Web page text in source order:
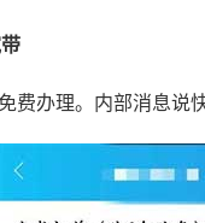
费办理。内部消息说